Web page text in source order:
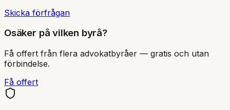
Skicka förfrågan
Osäker på vilken byrå?
Få offert från flera advokatbyråer — gratis och utan
förbindelse.
Få offert